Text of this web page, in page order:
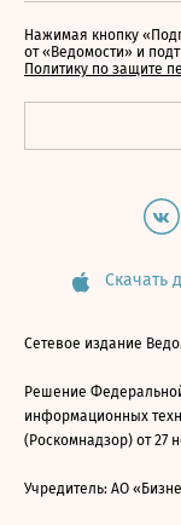
Нажимая кнопку
от «Ведомости» и
Политику по защите
Скачать
Сетевое издание
Решение
информационных
(Роскомнадзор) от 27
Учредитель: АО